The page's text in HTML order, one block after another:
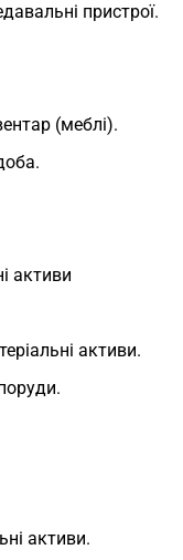
пристрої.
(меблі).
активи
активи.
активи.